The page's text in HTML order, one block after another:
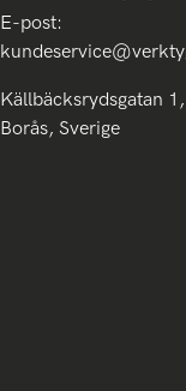
E-post:
Källbäcksrydsgatan
Borås, Sverige